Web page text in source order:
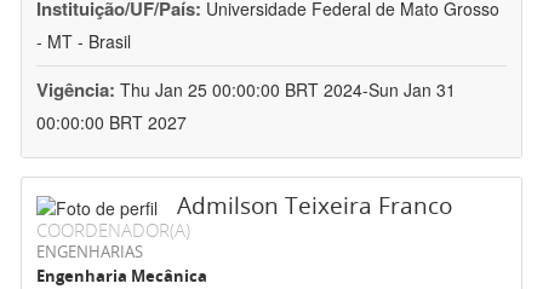
Instituição/UF/País: Universidade Federal de Mato Grosso
- MT - Brasil
Vigência: Thu Jan 25 00:00:00 BRT 2024-Sun Jan 31
00:00:00 BRT 2027
Admilson Teixeira Franco
COORDENADOR(A)
ENGENHARIAS
Engenharia Mecânica